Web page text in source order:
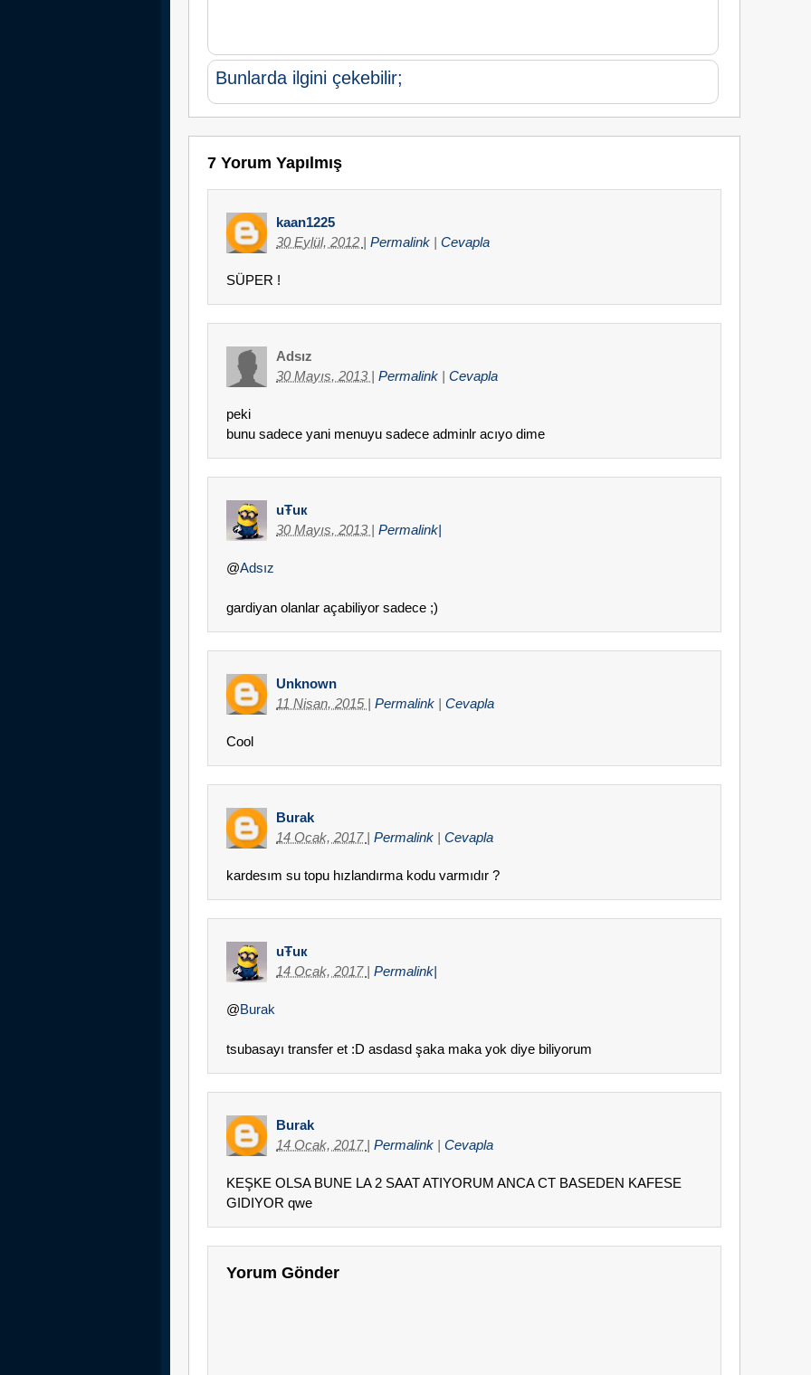
Bunlarda ilgini çekebilir;
7 Yorum Yapılmış
kaan1225
30 Eylül, 2012 | Permalink | Cevapla
SÜPER !
Adsız
30 Mayıs, 2013 | Permalink | Cevapla
peki
bunu sadece yani menuyu sadece adminlr acıyo dime
uŦuк
30 Mayıs, 2013 | Permalink|
@Adsız
gardiyan olanlar açabiliyor sadece ;)
Unknown
11 Nisan, 2015 | Permalink | Cevapla
Cool
Burak
14 Ocak, 2017 | Permalink | Cevapla
kardesım su topu hızlandırma kodu varmıdır ?
uŦuк
14 Ocak, 2017 | Permalink|
@Burak
tsubasayı transfer et :D asdasd şaka maka yok diye biliyorum
Burak
14 Ocak, 2017 | Permalink | Cevapla
KEŞKE OLSA BUNE LA 2 SAAT ATIYORUM ANCA CT BASEDEN KAFESE
GIDIYOR qwe
Yorum Gönder